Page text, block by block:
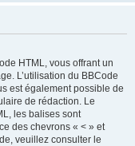
HTML, vous offrant un
L’utilisation du BBCode
est également possible de
de rédaction. Le
les balises sont
des chevrons « < » et
veuillez consulter le